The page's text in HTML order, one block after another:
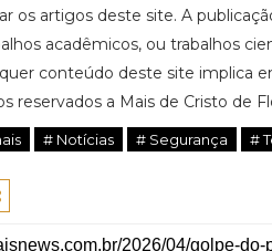
os artigos deste site. A
acadêmicos, ou trabalhos
conteúdo deste site implica
reservados a Mais de Cristo de
# Notícias # Segurança #